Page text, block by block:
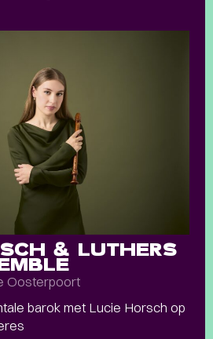
& LUTHERS
Oosterpoort
barok met Lucie Horsch op